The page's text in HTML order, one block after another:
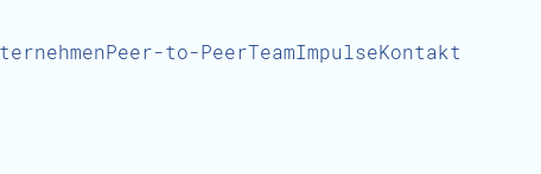
Peer-to-PeerTeamImpulseKontakt